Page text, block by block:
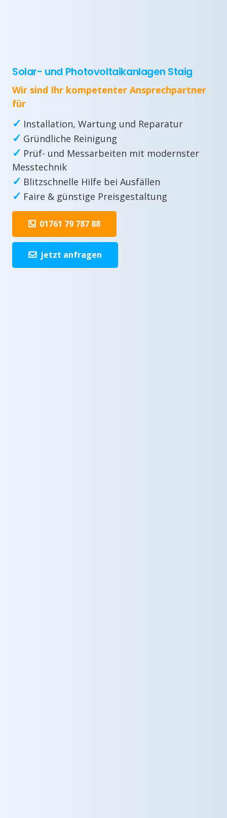
Solar- und Photovoltaikanlagen Staig
Wir sind Ihr kompetenter Ansprechpartner
für
✓ Installation, Wartung und Reparatur
✓ Gründliche Reinigung
✓ Prüf- und Messarbeiten mit modernster
Messtechnik
✓ Blitzschnelle Hilfe bei Ausfällen
✓ Faire & günstige Preisgestaltung
01761 79 787 88
jetzt anfragen